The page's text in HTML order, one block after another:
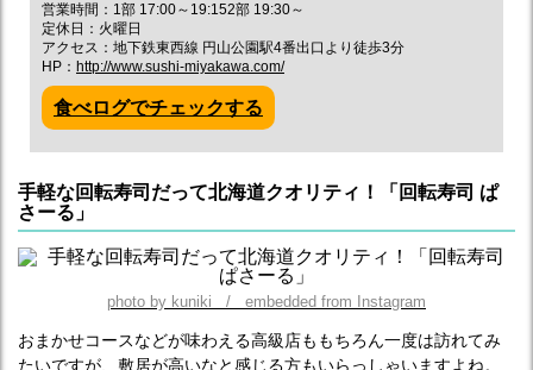
営業時間：1部 17:00～19:152部 19:30～
定休日：火曜日
アクセス：地下鉄東西線 円山公園駅4番出口より徒歩3分
HP： http://www.sushi-miyakawa.com/
食べログでチェックする
手軽な回転寿司だって北海道クオリティ！「回転寿司 ぱ
さーる」
photo by kuniki / embedded from Instagram
おまかせコースなどが味わえる高級店ももちろん一度は訪れてみ
たいですが、敷居が高いなと感じる方もいらっしゃいますよね。